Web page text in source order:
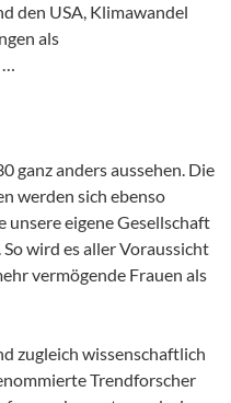
den USA, Klimawandel
als
…
ganz anders aussehen. Die
werden sich ebenso
unsere eigene Gesellschaft
wird es aller Voraussicht
vermögende Frauen als
zugleich wissenschaftlich
Trendforscher